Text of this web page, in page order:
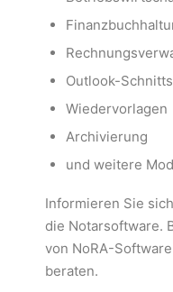
Outlook-
Wiedervorlagen
Archivierung
und weitere
Informieren Sie
die Notarsoftware.
von NoRA-
beraten.